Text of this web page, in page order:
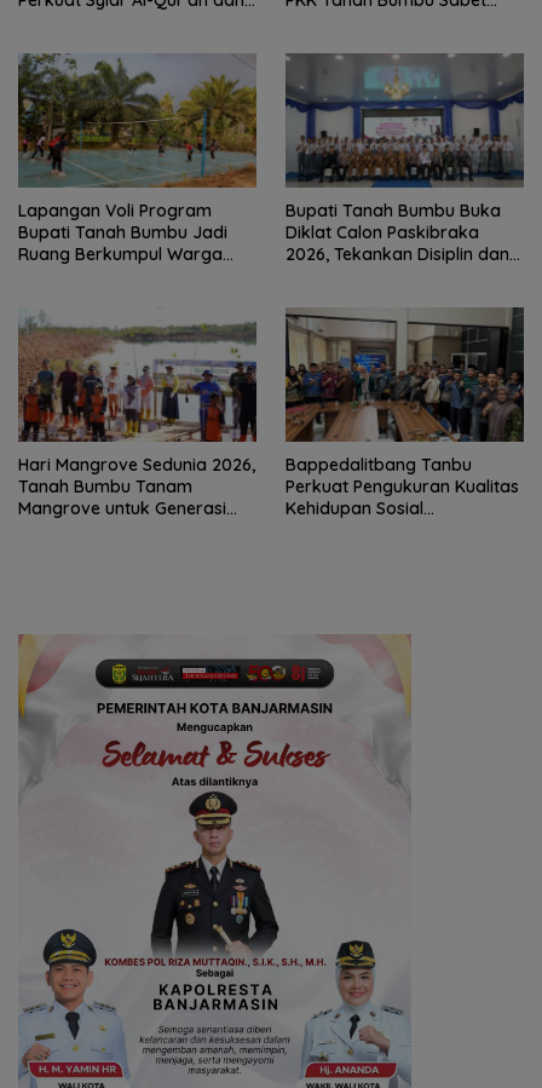
Lapangan Voli Program
Bupati Tanah Bumbu Jadi
Ruang Berkumpul Warga
Bupati Tanah Bumbu Buka
Diklat Calon Paskibraka
2026, Tekankan Disiplin dan
Hari Mangrove Sedunia 2026,
Tanah Bumbu Tanam
Mangrove untuk Generasi
Bappedalitbang Tanbu
Perkuat Pengukuran Kualitas
Kehidupan Sosial